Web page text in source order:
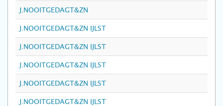
J.NOOITGEDAGT&ZN
J.NOOITGEDAGT&ZN IJLST
J.NOOITGEDAGT&ZN IJLST
J.NOOITGEDAGT&ZN IJLST
J.NOOITGEDAGT&ZN IJLST
J.NOOITGEDAGT&ZN IJLST